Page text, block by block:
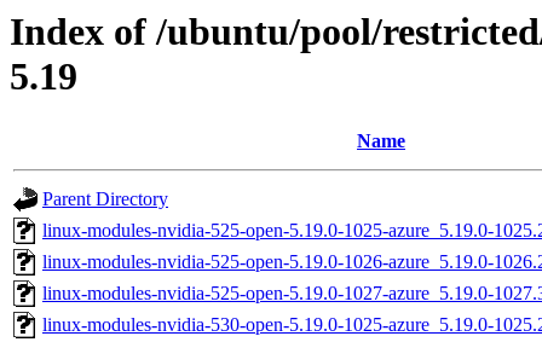
Index of /ubuntu/pool/
5.19
Name
Parent Directory
linux-modules-nvidia-525-open-5.19.0-1025-azure_5.19.0-
linux-modules-nvidia-525-open-5.19.0-1026-azure_5.19.0-
linux-modules-nvidia-525-open-5.19.0-1027-azure_5.19.0-
linux-modules-nvidia-530-open-5.19.0-1025-azure_5.19.0-